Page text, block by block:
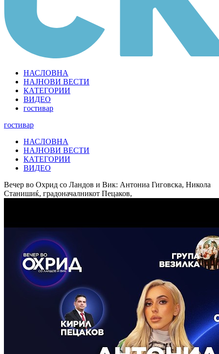
НАСЛОВНА
НАЈНОВИ ВЕСТИ
КАТЕГОРИИ
ВИДЕО
гостивар
гостивар
НАСЛОВНА
НАЈНОВИ ВЕСТИ
КАТЕГОРИИ
ВИДЕО
Вечер во Охрид со Ландов и Вик: Антониа Гиговска, Никола
Станишиќ, градоначалникот Пецаков,